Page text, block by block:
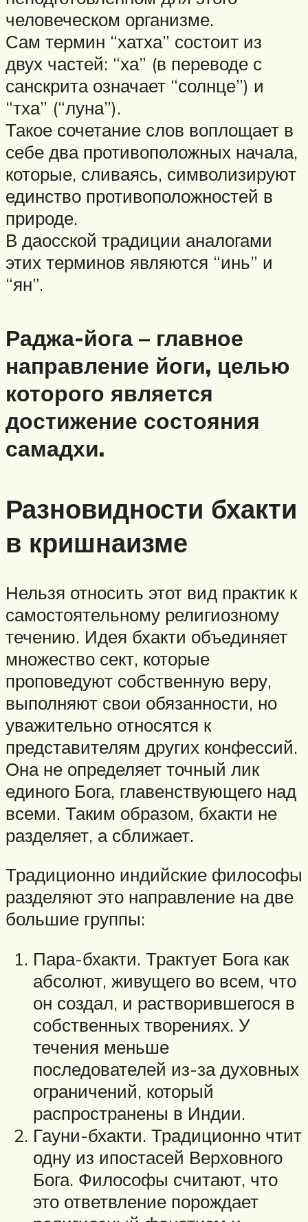
человеческом организме.
Сам термин “хатха” состоит из
двух частей: “ха” (в переводе с
санскрита означает “солнце”) и
“тха” (“луна”).
Такое сочетание слов воплощает в
себе два противоположных начала,
которые, сливаясь, символизируют
единство противоположностей в
природе.
В даосской традиции аналогами
этих терминов являются “инь” и
“ян”.
Раджа-йога – главное
направление йоги, целью
которого является
достижение состояния
самадхи.
Разновидности бхакти
в кришнаизме
Нельзя относить этот вид практик к
самостоятельному религиозному
течению. Идея бхакти объединяет
множество сект, которые
проповедуют собственную веру,
выполняют свои обязанности, но
уважительно относятся к
представителям других конфессий.
Она не определяет точный лик
единого Бога, главенствующего над
всеми. Таким образом, бхакти не
разделяет, а сближает.
Традиционно индийские философы
разделяют это направление на две
большие группы:
Пара-бхакти. Трактует Бога как
абсолют, живущего во всем, что
он создал, и растворившегося в
собственных творениях. У
течения меньше
последователей из-за духовных
ограничений, который
распространены в Индии.
Гауни-бхакти. Традиционно чтит
одну из ипостасей Верховного
Бога. Философы считают, что
это ответвление порождает